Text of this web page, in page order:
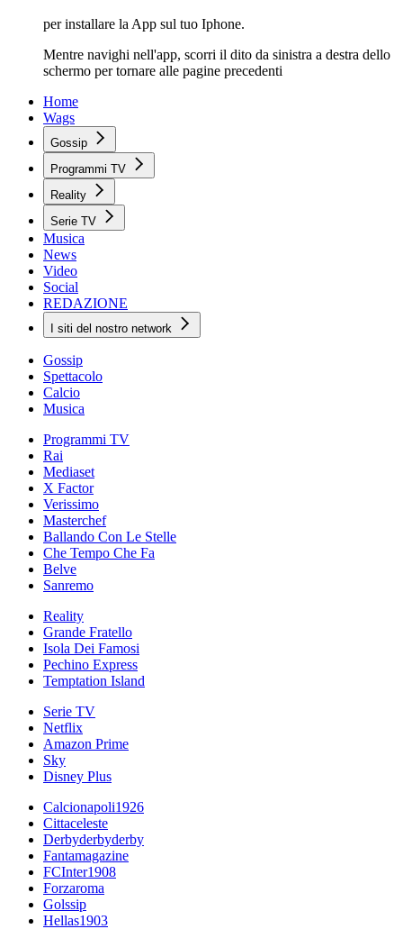
per installare la App sul tuo Iphone.
Mentre navighi nell'app, scorri il dito da sinistra a destra dello
schermo per tornare alle pagine precedenti
Home
Wags
Gossip
Programmi TV
Reality
Serie TV
Musica
News
Video
Social
REDAZIONE
I siti del nostro network
Gossip
Spettacolo
Calcio
Musica
Programmi TV
Rai
Mediaset
X Factor
Verissimo
Masterchef
Ballando Con Le Stelle
Che Tempo Che Fa
Belve
Sanremo
Reality
Grande Fratello
Isola Dei Famosi
Pechino Express
Temptation Island
Serie TV
Netflix
Amazon Prime
Sky
Disney Plus
Calcionapoli1926
Cittaceleste
Derbyderbyderby
Fantamagazine
FCInter1908
Forzaroma
Golssip
Hellas1903